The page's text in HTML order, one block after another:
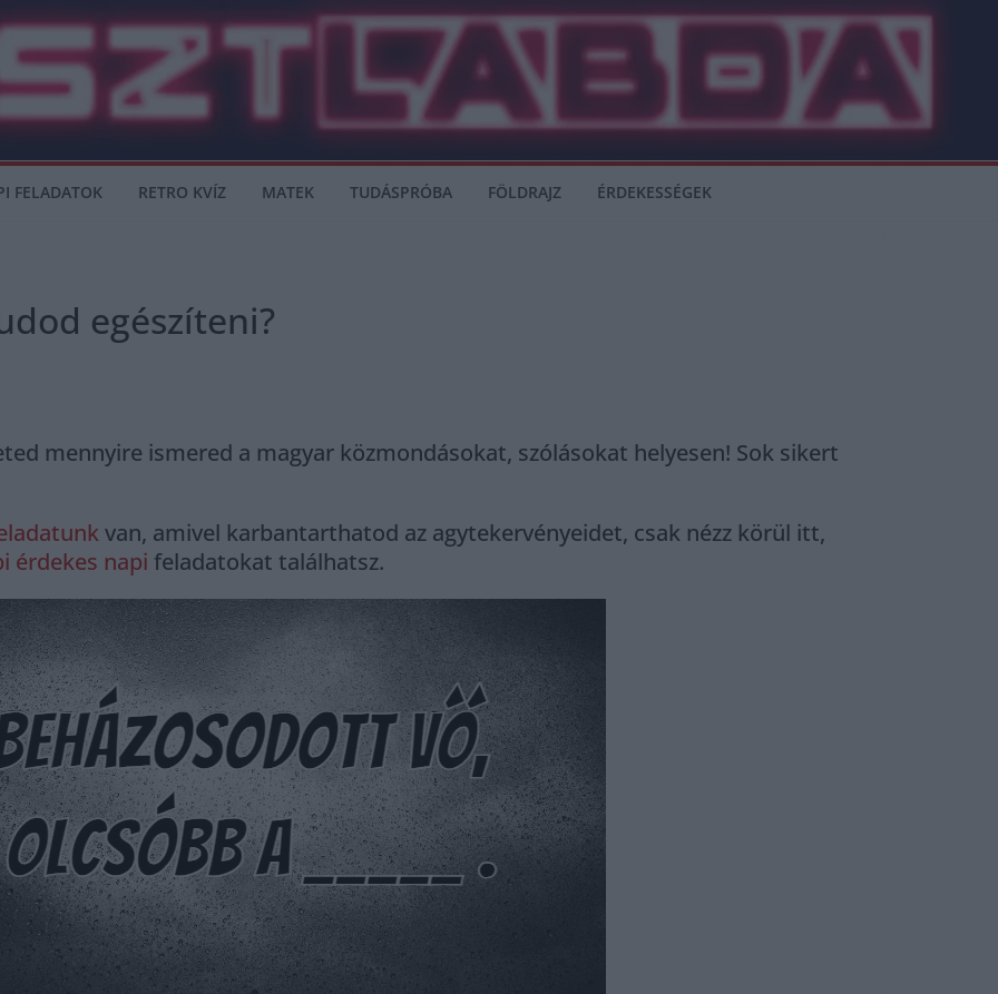
FELADATOK RETRO KVÍZ MATEK TUDÁSPRÓBA FÖLDRAJZ ÉRDEKESSÉGEK
egészíteni?
mennyire ismered a magyar közmondásokat, szólásokat helyesen! Sok sikert
van, amivel karbantarthatod az agytekervényeidet, csak nézz körül itt,
érdekes napi feladatokat találhatsz.